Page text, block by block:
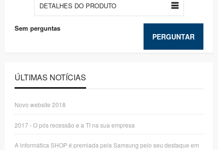
DETALHES DO PRODUTO
PERGUNTAR
Sem perguntas
ÚLTIMAS NOTÍCIAS
Novo website 2018
2017 - O pós recessão e a TI na sua empresa
A informática SHOP é premiada pela Samsung pelo seu destaque em